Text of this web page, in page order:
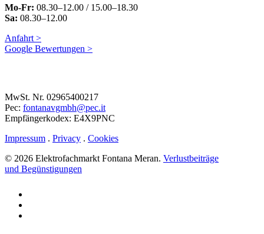
Mo-Fr: 08.30–12.00 / 15.00–18.30
Sa: 08.30–12.00
Anfahrt >
Google Bewertungen >
MwSt. Nr. 02965400217
Pec: fontanavgmbh@pec.it
Empfängerkodex: E4X9PNC
Impressum . Privacy . Cookies
© 2026 Elektrofachmarkt Fontana Meran. Verlustbeiträge
und Begünstigungen